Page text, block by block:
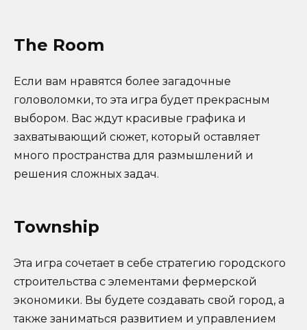
The Room
Если вам нравятся более загадочные
головоломки, то эта игра будет прекрасным
выбором. Вас ждут красивые графика и
захватывающий сюжет, который оставляет
много пространства для размышлений и
решения сложных задач.
Township
Эта игра сочетает в себе стратегию городского
строительства с элементами фермерской
экономики. Вы будете создавать свой город, а
также заниматься развитием и управлением